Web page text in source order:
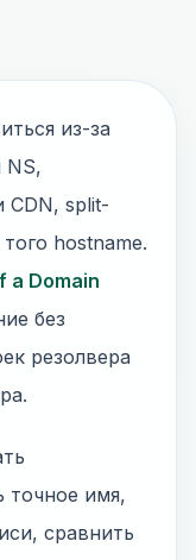
из-за
NS,
CDN, split-
hostname.
a Domain
без
резолвера
точное имя,
сравнить